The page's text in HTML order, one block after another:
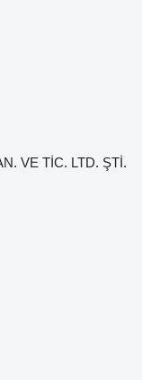
VE TİC. LTD. ŞTİ.